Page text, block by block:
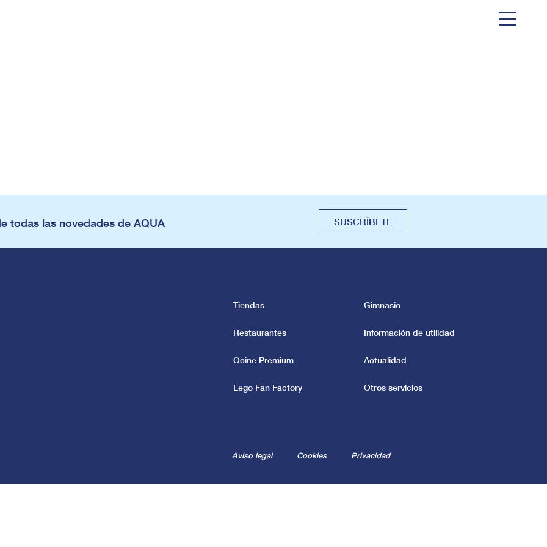
todas las novedades de AQUA SUSCRÍBETE
Tiendas
Restaurantes
Ocine Premium
Lego Fan Factory
Gimnasio
Información de utilidad
Actualidad
Otros servicios
Aviso legal Cookies Privacidad